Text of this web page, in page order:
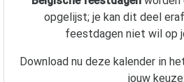
opgelijst; je kan dit deel
feestdagen niet wil op
Download nu deze kalender in
jouw keuze: